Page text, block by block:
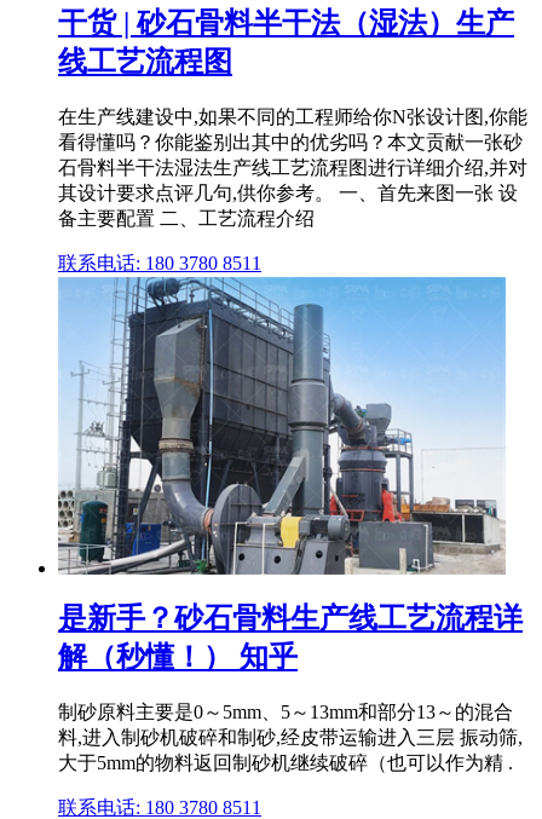
干货 | 砂石骨料半干法（湿法）生产
线工艺流程图
在生产线建设中,如果不同的工程师给你N张设计图,你能
看得懂吗？你能鉴别出其中的优劣吗？本文贡献一张砂
石骨料半干法湿法生产线工艺流程图进行详细介绍,并对
其设计要求点评几句,供你参考。 一、首先来图一张 设
备主要配置 二、工艺流程介绍
联系电话: 180 3780 8511
是新手？砂石骨料生产线工艺流程详
解（秒懂！） 知乎
制砂原料主要是0～5mm、5～13mm和部分13～的混合
料,进入制砂机破碎和制砂,经皮带运输进入三层 振动筛,
大于5mm的物料返回制砂机继续破碎（也可以作为精 .
联系电话: 180 3780 8511